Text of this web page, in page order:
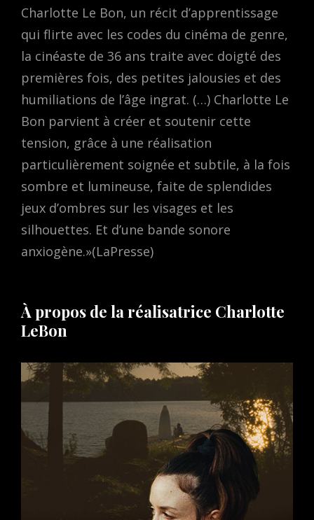
Charlotte Le Bon, un récit d’apprentissage
qui flirte avec les codes du cinéma de genre,
la cinéaste de 36 ans traite avec doigté des
premières fois, des petites jalousies et des
humiliations de l’âge ingrat. (…) Charlotte Le
Bon parvient à créer et soutenir cette
tension, grâce à une réalisation
particulièrement soignée et subtile, à la fois
sombre et lumineuse, faite de splendides
jeux d’ombres sur les visages et les
silhouettes. Et d’une bande sonore
anxiogène.»(LaPresse)
À propos de la réalisatrice Charlotte
LeBon